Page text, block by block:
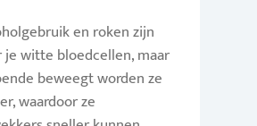
en roken zijn
witte bloedcellen, maar
beweegt worden ze
waardoor ze